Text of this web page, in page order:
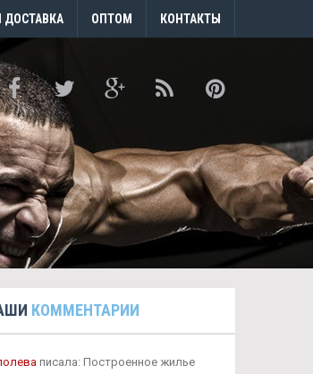
ДОСТАВКА ОПТОМ КОНТАКТЫ
КОММЕНТАРИИ
писала: Построенное жилье